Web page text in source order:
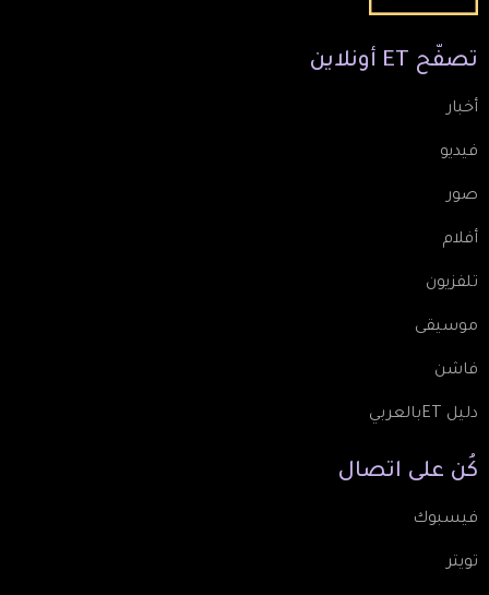
تصفّح ET أونلاين
أخبار
فيديو
صور
أفلام
تلفزيون
موسيقى
فاشن
دليل ETبالعربي
كُن على اتصال
فيسبوك
تويتر